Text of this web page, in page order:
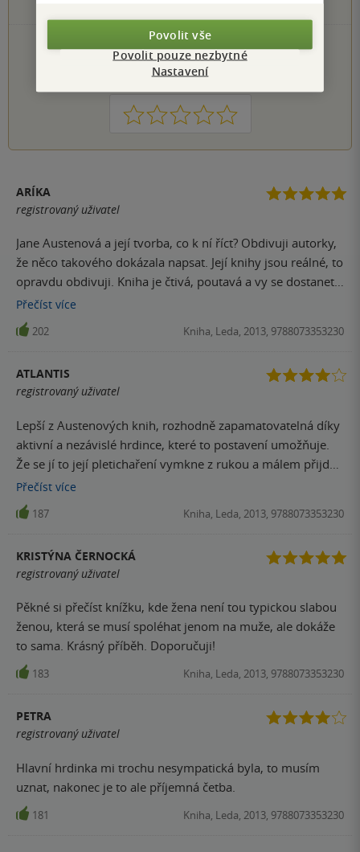
PŘIDEJTE SVÉ HODNOCENÍ KNIHY
Hodnocení našich knihkupců: 0.0 z 5
1 2 3 4 5
ARÍKA
registrovaný uživatel
Jane Austenová a její tvorba, co k ní říct? Obdivuji autorky,
že něco takového dokázala napsat. Její knihy jsou reálné, to
opravdu obdivuji. Kniha je čtivá, poutavá a vy se dostanete
na konec ani nevíte jak. Postavy byly moc dobře popsané a
nebyly nesympatické. Popis prostředí byl jako vždy
perfektní. Knihu doporučuji všem, je to klasika, stejně jako
dle mého, nemá, i tak má své kouzlo, které mně učarovalo.
Přečíst více
202 Kniha, Leda, 2013, 9788073353230
ATLANTIS
registrovaný uživatel
Lepší z Austenových knih, rozhodně zapamatovatelná díky
aktivní a nezávislé hrdince, které to postavení umožňuje.
Že se jí to její pletichaření vymkne z rukou a málem přijde
o všechno, to jí jen prospěje. A ačkoli to není klasická
autorčina hrdinka a svými činy nevzbuzuje moc sympatií,
člověk jí stejně fandí.
Přečíst více
187 Kniha, Leda, 2013, 9788073353230
KRISTÝNA ČERNOCKÁ
registrovaný uživatel
Pěkné si přečíst knížku, kde žena není tou typickou slabou
ženou, která se musí spoléhat jenom na muže, ale dokáže
to sama. Krásný příběh. Doporučuji!
183 Kniha, Leda, 2013, 9788073353230
PETRA
registrovaný uživatel
Hlavní hrdinka mi trochu nesympatická byla, to musím
uznat, nakonec je to ale příjemná četba.
181 Kniha, Leda, 2013, 9788073353230
Povolit vše
Povolit pouze nezbytné
Nastavení